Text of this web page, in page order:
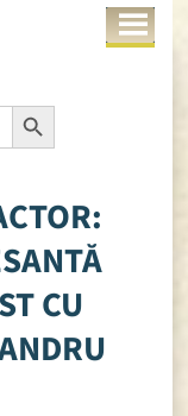
Search Button
CU